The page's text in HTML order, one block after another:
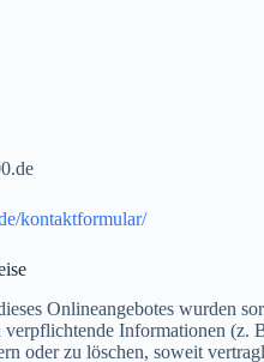
kontaktformular/
Onlineangebotes wurden
verpflichtende Informationen
oder zu löschen, soweit